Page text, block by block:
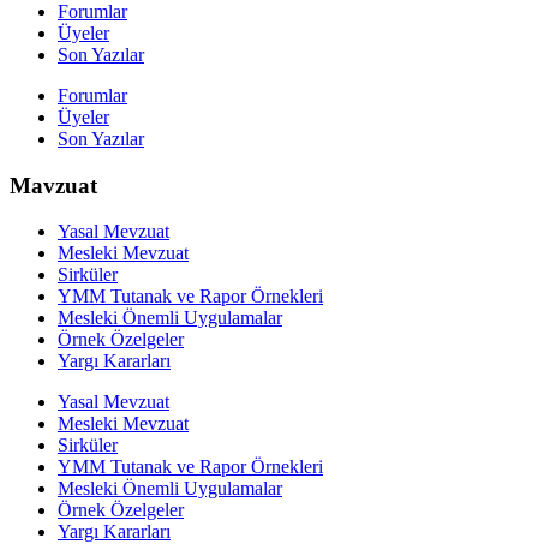
Forumlar
Üyeler
Son Yazılar
Forumlar
Üyeler
Son Yazılar
Mavzuat
Yasal Mevzuat
Mesleki Mevzuat
Sirküler
YMM Tutanak ve Rapor Örnekleri
Mesleki Önemli Uygulamalar
Örnek Özelgeler
Yargı Kararları
Yasal Mevzuat
Mesleki Mevzuat
Sirküler
YMM Tutanak ve Rapor Örnekleri
Mesleki Önemli Uygulamalar
Örnek Özelgeler
Yargı Kararları